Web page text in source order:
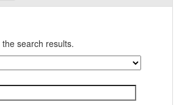
search results.